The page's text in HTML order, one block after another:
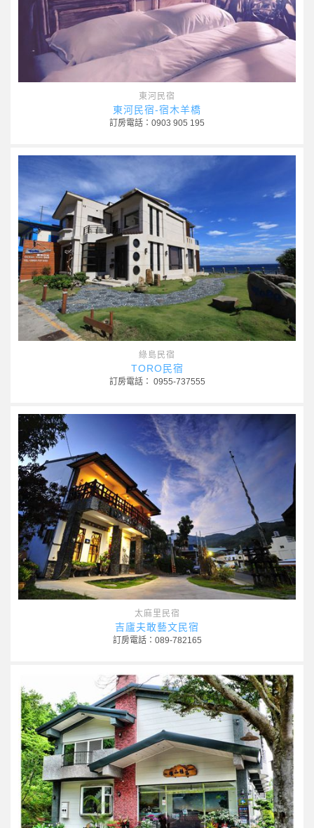
東河民宿
東河民宿-宿木羊橋
訂房電話：0903 905 195
綠島民宿
TORO民宿
訂房電話： 0955-737555
太麻里民宿
吉廬夫敢藝文民宿
訂房電話：089-782165